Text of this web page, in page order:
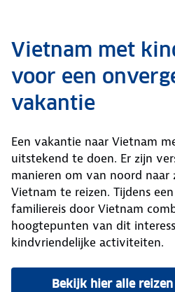
Vietnam met
voor een
vakantie
Een vakantie naar Vietnam
uitstekend te doen. Er zijn
manieren om van noord
Vietnam te reizen. Tijdens
familiereis door Vietnam
hoogtepunten van dit
kindvriendelijke activiteiten.
Bekijk hier alle